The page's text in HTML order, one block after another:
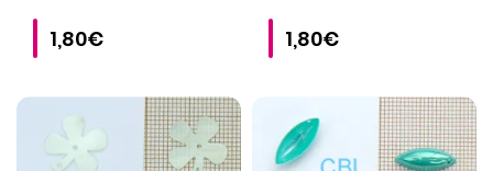
1,80€ 1,80€